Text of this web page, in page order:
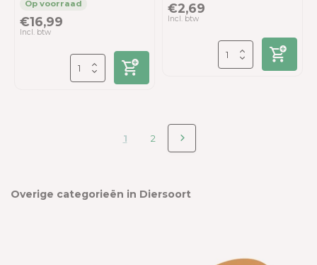
€16,99
Incl. btw
€2,69
Incl. btw
1 2
Overige categorieën in Diersoort